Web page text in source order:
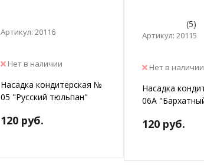
Артикул: 20116
Нет в наличии
Насадка кондитерская №
05 "Русский тюльпан"
120 руб.
(5)
Артикул: 20115
Нет в наличии
Насадка
06А
120 руб.